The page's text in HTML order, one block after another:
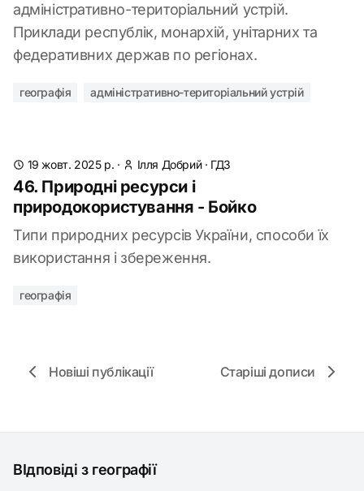
адміністративно-територіальний устрій.
Приклади республік, монархій, унітарних та
федеративних держав по регіонах.
географія адміністративно-територіальний устрій
19 жовт. 2025 р. · Ілля Добрий· ГДЗ
46. Природні ресурси і
природокористування - Бойко
Типи природних ресурсів України, способи їх
використання і збереження.
географія
Новіші публікації Старіші дописи
ВІдповіді з географії